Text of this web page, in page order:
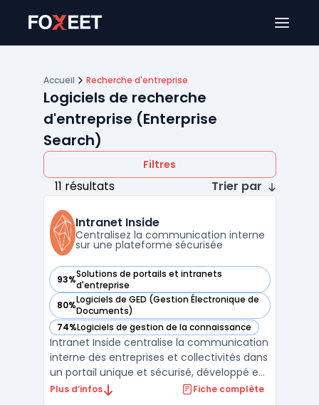
Accueil Recherche d'entreprise
Logiciels de recherche
d'entreprise (Enterprise
Search)
Filtres
11 résultats Trier par
Intranet Inside
Centralisez la communication interne
sur une plateforme sécurisée
93%Solutions de portails et intranets
d'entreprise
— voir Intranet Inside dans cette catégorie
80%Logiciels de GED (Gestion Électronique de
Documents)
— voir Intranet Inside dans cette catégorie
74%Logiciels de gestion de la connaissance
— voir Intranet Inside dans cette catégorie
Intranet Inside centralise la communication
interne des entreprises et collectivités dans
un portail unique et sécurisé, développé en
France. Adapté aux exigences des
Plus d’infos Fiche complète